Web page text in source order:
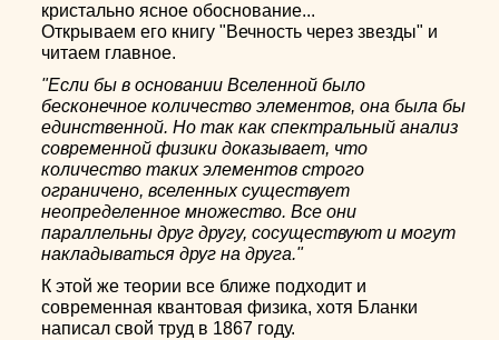
кристально ясное обоснование...
Открываем его книгу "Вечность через звезды" и
читаем главное.
"Если бы в основании Вселенной было
бесконечное количество элементов, она была бы
единственной. Но так как спектральный анализ
современной физики доказывает, что
количество таких элементов строго
ограничено, вселенных существует
неопределенное множество. Все они
параллельны друг другу, сосуществуют и могут
накладываться друг на друга."
К этой же теории все ближе подходит и
современная квантовая физика, хотя Бланки
написал свой труд в 1867 году.